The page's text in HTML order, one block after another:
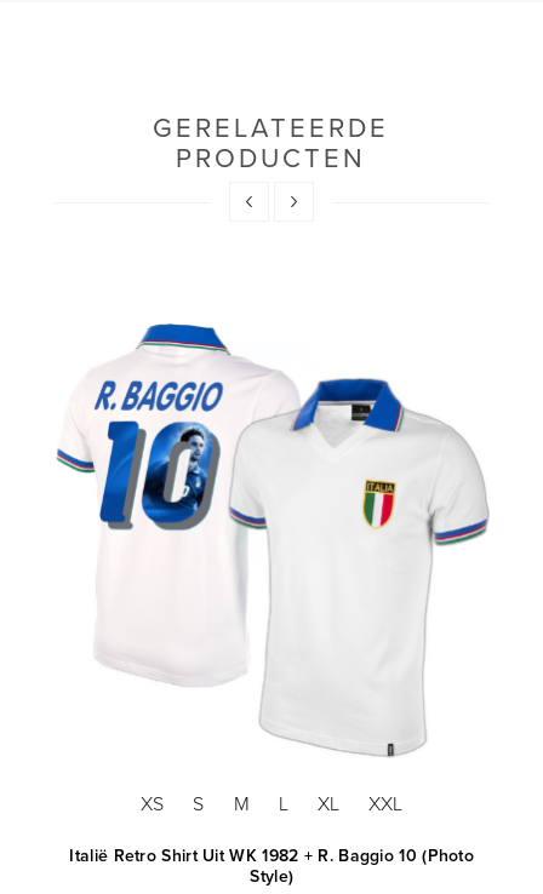
GERELATEERDE
PRODUCTEN
XS S M L XL XXL
Italië Retro Shirt Uit WK 1982 + R. Baggio 10 (Photo
Style)